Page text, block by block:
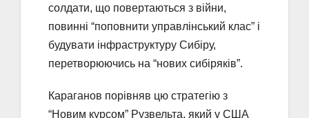
солдати, що повертаються з війни,
повинні “поповнити управлінський клас” і
будувати інфраструктуру Сибіру, ​​
перетворюючись на “нових сибіряків”.
Караганов порівняв цю стратегію з
“Новим курсом” Рузвельта, який у США